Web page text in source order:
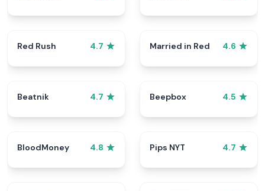
Red Rush 4.7 Married in Red 4.6
Beatnik 4.7 Beepbox 4.5
BloodMoney 4.8 Pips NYT 4.7